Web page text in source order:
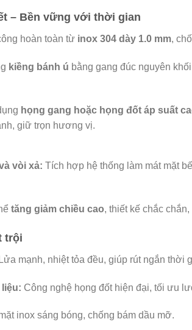
– Bền vững với thời gian
hoàn toàn từ inox 304 dày 1.0 mm,
kiềng bánh ú bằng gang đúc nguyên
họng gang hoặc họng đốt áp suất
giữ trọn hương vị.
vòi xả: Tích hợp hệ thống làm mát mặt
tăng giảm chiều cao, thiết kế chắc
trội
Lửa mạnh, nhiệt tỏa đều, giúp rút ngắn thời
Công nghệ họng đốt hiện đại, tối ưu
inox sáng bóng, chống bám dầu mỡ.